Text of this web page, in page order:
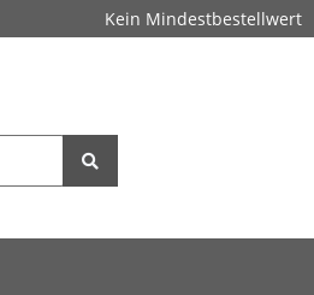
Kein Mindestbestellwert